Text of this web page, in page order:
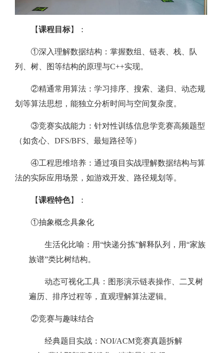
【课程目标】：
①深入理解数据结构：掌握数组、链表、栈、队
列、树、图等结构的原理与C++实现。
②精通常用算法：学习排序、搜索、递归、动态规
划等算法思想，能独立分析时间与空间复杂度。
③竞赛实战能力：针对性训练信息学竞赛高频题型
（如贪心、DFS/BFS、最短路径等）
④工程思维培养：通过项目实战理解数据结构与算
法的实际应用场景，如游戏开发、路径规划等。
【课程特色】：
①抽象概念具象化
生活化比喻：用“快递分拣”解释队列，用“家族
族谱”类比树结构。
动态可视化工具：图形演示链表操作、二叉树
遍历、排序过程等，直观理解算法逻辑。
②竞赛与趣味结合
经典题目实战：NOI/ACM竞赛真题拆解